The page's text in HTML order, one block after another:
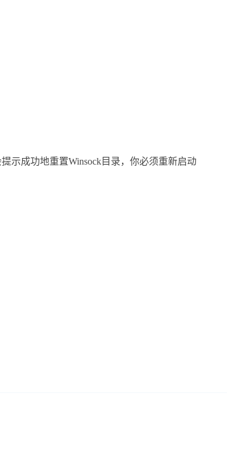
示成功地重置Winsock目录，你必须重新启动